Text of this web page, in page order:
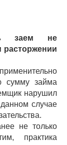
заем не
расторжении
сумму займа
нарушил
случае
не только
практика